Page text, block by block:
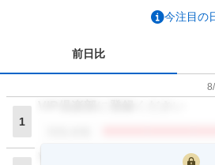
今注目の
前日比
1
VIP倶楽部に登録ください